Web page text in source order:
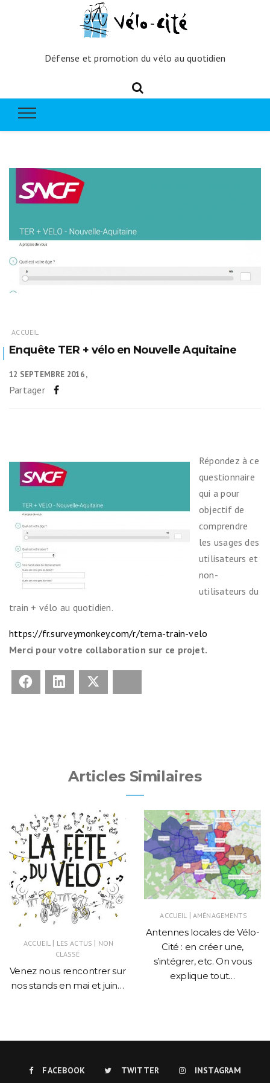
Défense et promotion du vélo au quotidien
ACCUEIL
Enquête TER + vélo en Nouvelle Aquitaine
12 SEPTEMBRE 2016
Partager
Répondez à ce
questionnaire
qui a pour
objectif de
comprendre
les usages des
utilisateurs et
non-
utilisateurs du
train + vélo au quotidien.
https://fr.surveymonkey.com/r/terna-train-velo
Merci pour votre collaboration sur ce projet.
Facebook LinkedIn
Articles Similaires
ACCUEIL | LES ACTUS | NON
CLASSÉ
Venez nous rencontrer sur
nos stands en mai et juin…
ACCUEIL | AMÉNAGEMENTS
Antennes locales de Vélo-
Cité : en créer une,
s’intégrer, etc. On vous
explique tout…
FACEBOOK TWITTER INSTAGRAM